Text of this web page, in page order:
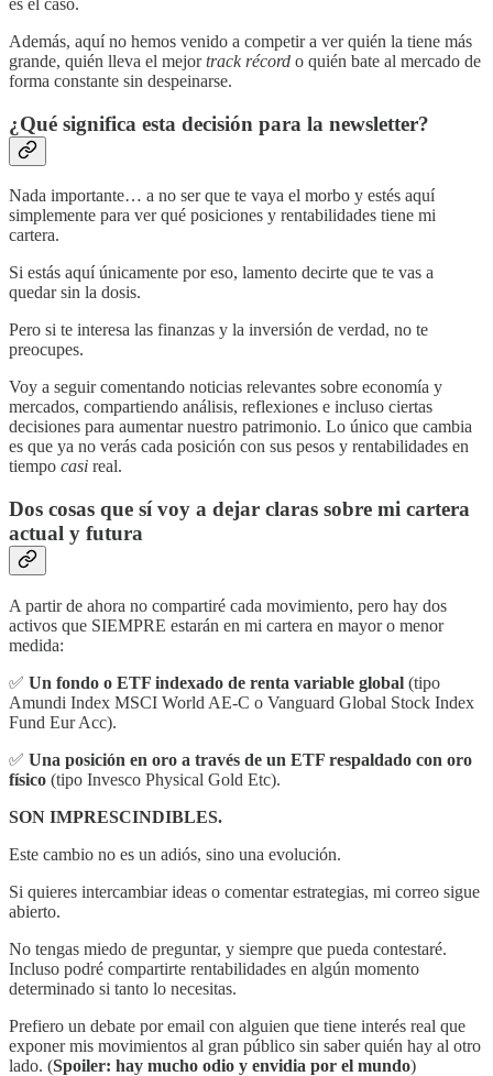
Además, aquí no hemos venido a competir a ver quién la tiene más
grande, quién lleva el mejortrack récord o quién bate al mercado de
forma constante sin despeinarse.
¿Qué significa esta decisión para la newsletter?
Nada importante… a no ser que te vaya el morbo y estés aquí
simplemente para ver qué posiciones y rentabilidades tiene mi
cartera.
Si estás aquí únicamente por eso, lamento decirte que te vas a
quedar sin la dosis.
Pero si te interesa las finanzas y la inversión de verdad, no te
preocupes.
Voy a seguir comentando noticias relevantes sobre economía y
mercados, compartiendo análisis, reflexiones e incluso ciertas
decisiones para aumentar nuestro patrimonio. Lo único que cambia
es que ya no verás cada posición con sus pesos y rentabilidades en
tiempo casi real.
Dos cosas que sí voy a dejar claras sobre mi cartera
actual y futura
A partir de ahora no compartiré cada movimiento, pero hay dos
activos que SIEMPRE estarán en mi cartera en mayor o menor
medida:
✅ Un fondo o ETF indexado de renta variable global (tipo
Amundi Index MSCI World AE-C o Vanguard Global Stock Index
Fund Eur Acc).
✅ Una posición en oro a través de un ETF respaldado con oro
físico (tipo Invesco Physical Gold Etc).
SON IMPRESCINDIBLES.
Este cambio no es un adiós, sino una evolución.
Si quieres intercambiar ideas o comentar estrategias, mi correo sigue
abierto.
No tengas miedo de preguntar, y siempre que pueda contestaré.
Incluso podré compartirte rentabilidades en algún momento
determinado si tanto lo necesitas.
Prefiero un debate por email con alguien que tiene interés real que
exponer mis movimientos al gran público sin saber quién hay al otro
lado. (Spoiler: hay mucho odio y envidia por el mundo)